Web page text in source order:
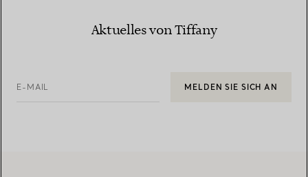
Aktuelles von Tiffany
E-MAIL MELDEN SIE SICH AN